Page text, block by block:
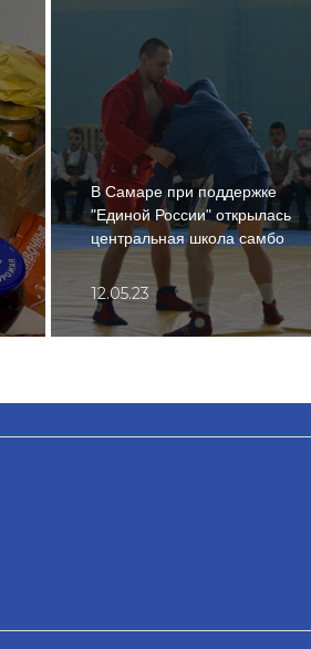
В Самаре при поддержке
"Единой России" открылась
центральная школа самбо
12.05.23